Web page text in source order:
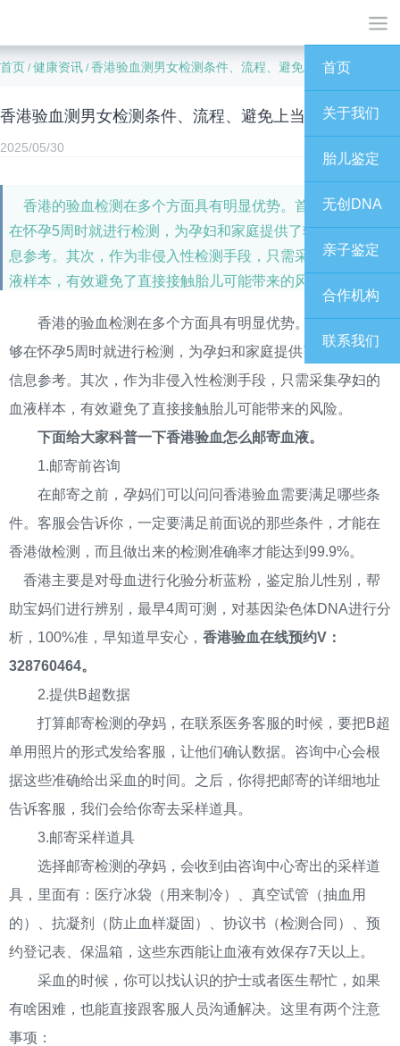
首页
关于我们
胎儿鉴定
无创DNA
亲子鉴定
合作机构
联系我们
首页 /健康资讯 /香港验血测男女检测条件、流程、避免上当受骗！
香港验血测男女检测条件、流程、避免上当受骗！
2025/05/30
香港的验血检测在多个方面具有明显优势。首先，它能够
在怀孕5周时就进行检测，为孕妇和家庭提供了较早的健康信
息参考。其次，作为非侵入性检测手段，只需采集孕妇的血
液样本，有效避免了直接接触胎儿可能带来的风险。
香港的验血检测在多个方面具有明显优势。首先，它能
够在怀孕5周时就进行检测，为孕妇和家庭提供了较早的健康
信息参考。其次，作为非侵入性检测手段，只需采集孕妇的
血液样本，有效避免了直接接触胎儿可能带来的风险。
下面给大家科普一下香港验血怎么邮寄血液。
1.邮寄前咨询
在邮寄之前，孕妈们可以问问香港验血需要满足哪些条
件。客服会告诉你，一定要满足前面说的那些条件，才能在
香港做检测，而且做出来的检测准确率才能达到99.9%。
香港主要是对母血进行化验分析蓝粉，鉴定胎儿性别，帮
助宝妈们进行辨别，最早4周可测，对基因染色体DNA进行分
析，100%准，早知道早安心， 香港验血在线预约V：
328760464。
2.提供B超数据
打算邮寄检测的孕妈，在联系医务客服的时候，要把B超
单用照片的形式发给客服，让他们确认数据。咨询中心会根
据这些准确给出采血的时间。之后，你得把邮寄的详细地址
告诉客服，我们会给你寄去采样道具。
3.邮寄采样道具
选择邮寄检测的孕妈，会收到由咨询中心寄出的采样道
具，里面有：医疗冰袋（用来制冷）、真空试管（抽血用
的）、抗凝剂（防止血样凝固）、协议书（检测合同）、预
约登记表、保温箱，这些东西能让血液有效保存7天以上。
采血的时候，你可以找认识的护士或者医生帮忙，如果
有啥困难，也能直接跟客服人员沟通解决。这里有两个注意
事项：